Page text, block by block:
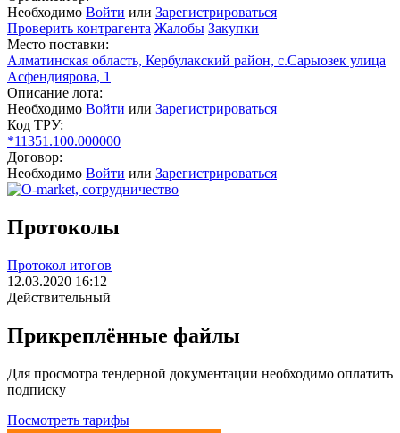
Необходимо Войти или Зарегистрироваться
Проверить контрагента Жалобы Закупки
Место поставки:
Алматинская область, Кербулакский район, с.Сарыозек улица
Асфендиярова, 1
Описание лота:
Необходимо Войти или Зарегистрироваться
Код ТРУ:
*11351.100.000000
Договор:
Необходимо Войти или Зарегистрироваться
Протоколы
Протокол итогов
12.03.2020 16:12
Действительный
Прикреплённые файлы
Для просмотра тендерной документации необходимо оплатить
подписку
Посмотреть тарифы